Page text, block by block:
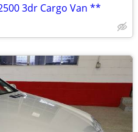
3dr Cargo Van **